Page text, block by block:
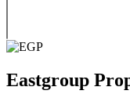
Eastgroup